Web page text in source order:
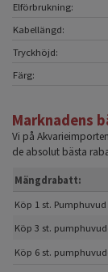
Elförbrukning:
Kabellängd:
Tryckhöjd:
Färg:
Marknadens
Vi på
de absolut bästa
Mängdrabatt:
Köp 1 st.
Köp 3 st.
Köp 6 st.